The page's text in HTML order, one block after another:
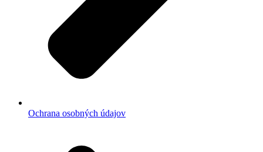
Ochrana osobných údajov